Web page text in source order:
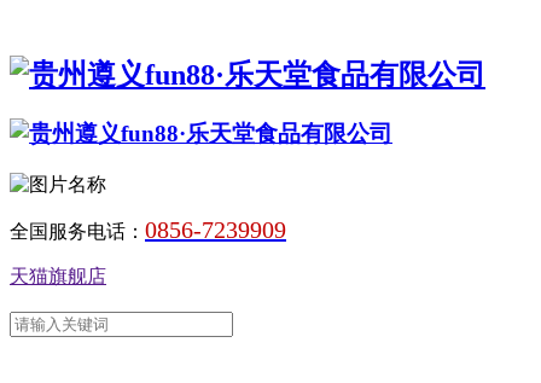
全国服务电话： 0856-7239909
天猫旗舰店